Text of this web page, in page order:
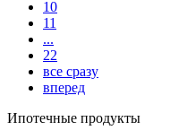
10
11
...
22
все сразу
вперед
Ипотечные продукты